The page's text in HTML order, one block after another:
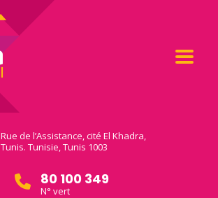
Rue de l’Assistance, cité El Khadra,
Tunis. Tunisie, Tunis 1003
80 100 349
N° vert